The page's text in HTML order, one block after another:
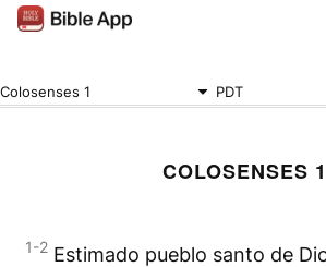
Colosenses 1 PDT
COLOSENSES 1
1-2 Estimado pueblo santo de